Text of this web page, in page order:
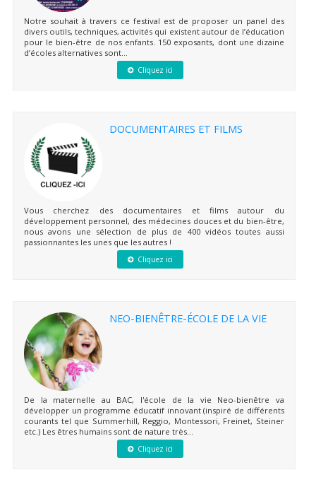
Notre souhait à travers ce festival est de proposer un panel des
divers outils, techniques, activités qui existent autour de l’éducation
pour le bien-être de nos enfants. 150 exposants, dont une dizaine
d’écoles alternatives sont...
Cliquez ici
DOCUMENTAIRES ET FILMS
Vous cherchez des documentaires et films autour du
développement personnel, des médecines douces et du bien-être,
nous avons une sélection de plus de 400 vidéos toutes aussi
passionnantes les unes que les autres !
Cliquez ici
NEO-BIENÊTRE-ÉCOLE DE LA VIE
De la maternelle au BAC, l'école de la vie Neo-bienêtre va
développer un programme éducatif innovant (inspiré de différents
courants tel que Summerhill, Reggio, Montessori, Freinet, Steiner
etc.) Les êtres humains sont de nature très...
Cliquez ici